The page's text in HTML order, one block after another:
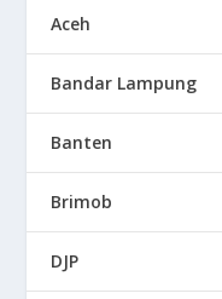
Aceh
Bandar Lampung
Banten
Brimob
DJP